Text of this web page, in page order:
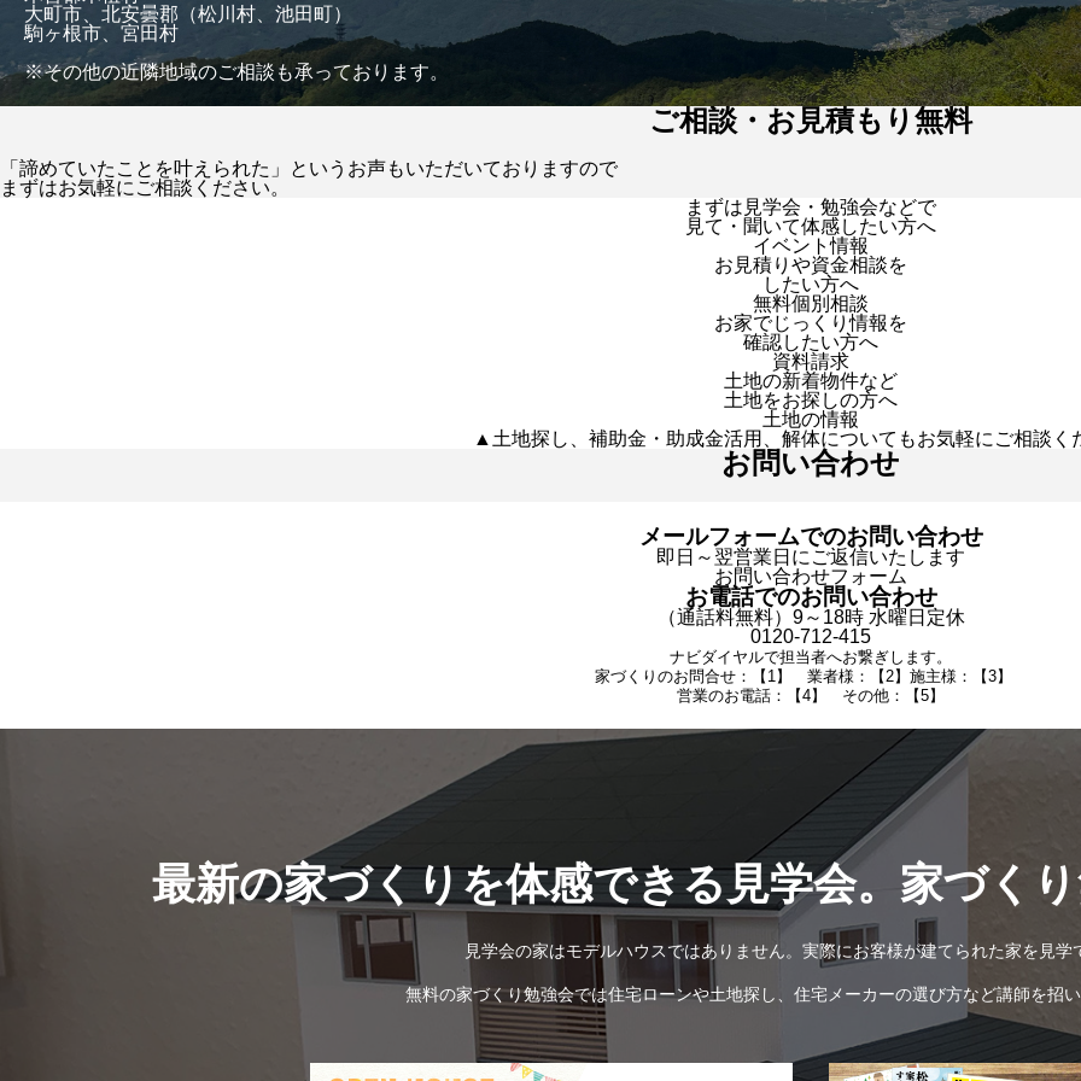
大町市、北安曇郡（松川村、池田町）
駒ヶ根市、宮田村
※その他の近隣地域のご相談も承っております。
ご相談・お見積もり無料
「諦めていたことを叶えられた」というお声もいただいておりますので
まずはお気軽にご相談ください。
まずは見学会・勉強会などで
見て・聞いて体感したい方へ
イベント情報
お見積りや資金相談を
したい方へ
無料個別相談
お家でじっくり情報を
確認したい方へ
資料請求
土地の新着物件など
土地をお探しの方へ
土地の情報
▲土地探し、補助金・助成金活用、解体についてもお気軽にご相談く
お問い合わせ
メールフォームでのお問い合わせ
即日～翌営業日にご返信いたします
お問い合わせフォーム
お電話でのお問い合わせ
（通話料無料）9～18時 水曜日定休
0120-712-415
ナビダイヤルで担当者へお繋ぎします。
家づくりのお問合せ：【1】 業者様：【2】施主様：【3】
営業のお電話：【4】 その他：【5】
最新の家づくりを体感できる見学会。家づく
見学会の家はモデルハウスではありません。実際にお客様が建てられた家を見学
無料の家づくり勉強会では住宅ローンや土地探し、住宅メーカーの選び方など講師を招